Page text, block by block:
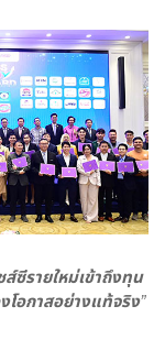
ซีรายใหม่เข้าถึงทุน
โอกาสอย่างแท้จริง”